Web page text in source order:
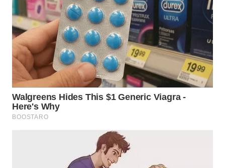
WN
TANJUNG
LESUNG
WN
KARO
WN
SIMALUNGUN